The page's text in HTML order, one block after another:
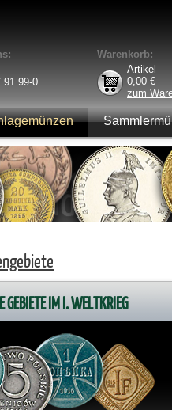
91 99-0
Warenkorb:
Artikel
0,00 €
zum
GEBIETE IM I. WELTKRIEG